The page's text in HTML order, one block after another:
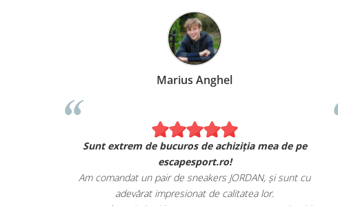
Marius Anghel
Sunt extrem de bucuros de achiziția mea de pe
escapesport.ro!
Am comandat un pair de sneakers JORDAN, și sunt cu
adevărat impresionat de calitatea lor.